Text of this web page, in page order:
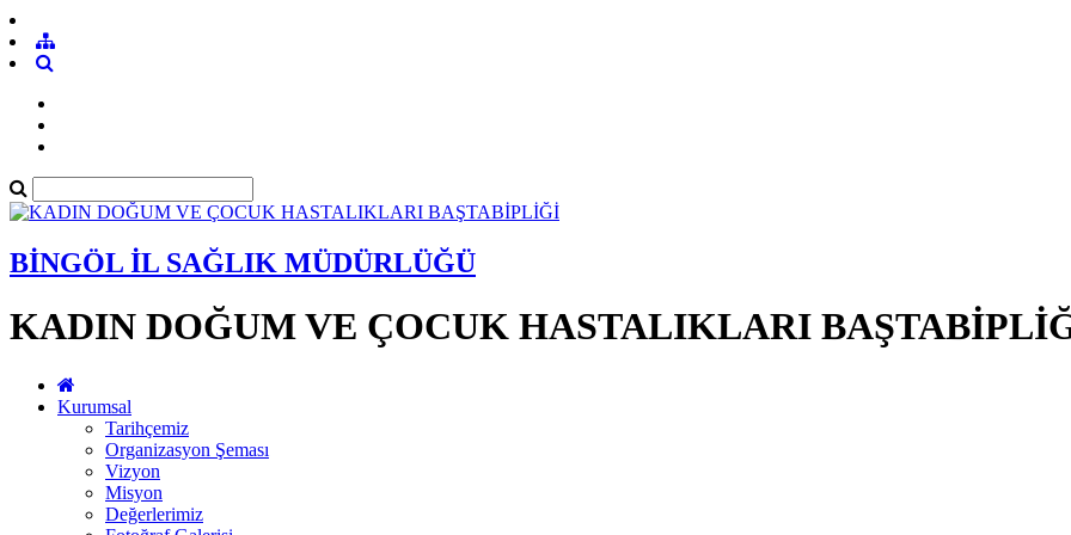
BİNGÖL İL SAĞLIK MÜDÜRLÜĞÜ
KADIN DOĞUM VE ÇOCUK HASTALIKLARI
Kurumsal
Tarihçemiz
Organizasyon Şeması
Vizyon
Misyon
Değerlerimiz